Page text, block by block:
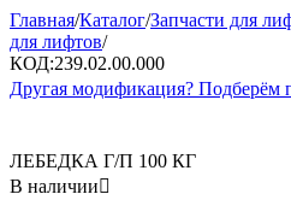
Главная/Каталог/Запчасти для
для лифтов/
КОД:239.02.00.000
Другая модификация? Подберём
ЛЕБЕДКА Г/П 100 КГ
В наличии